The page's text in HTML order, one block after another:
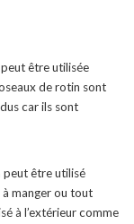
être utilisée
de rotin sont
car ils sont
peut être utilisé
manger ou tout
à l’extérieur comme